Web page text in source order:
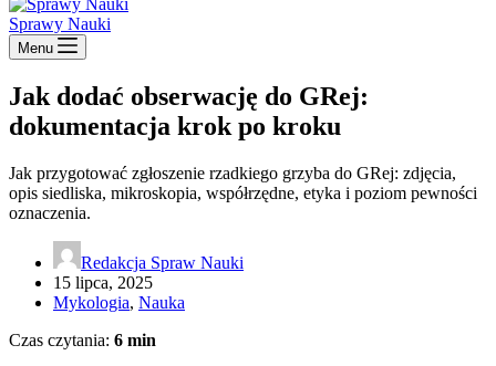
Sprawy Nauki
Menu
Jak dodać obserwację do GRej:
dokumentacja krok po kroku
Jak przygotować zgłoszenie rzadkiego grzyba do GRej: zdjęcia,
opis siedliska, mikroskopia, współrzędne, etyka i poziom pewności
oznaczenia.
Redakcja Spraw Nauki
15 lipca, 2025
Mykologia, Nauka
Czas czytania: 6 min